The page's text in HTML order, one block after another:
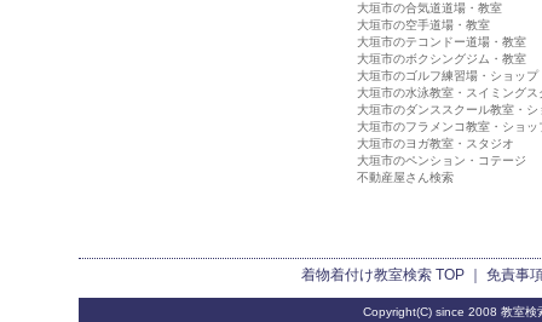
大垣市の合気道道場・教室
大垣市の空手道場・教室
大垣市のテコンドー道場・教室
大垣市のボクシングジム・教室
大垣市のゴルフ練習場・ショップ
大垣市の水泳教室・スイミングス
大垣市のダンススクール教室・シ
大垣市のフラメンコ教室・ショッ
大垣市のヨガ教室・スタジオ
大垣市のペンション・コテージ
不動産屋さん検索
着物着付け教室検索TOP ｜ 免責事
Copyright(C) since 2008 教室検